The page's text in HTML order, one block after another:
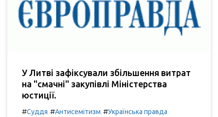
У Литві зафіксували збільшення витрат
на "смачні" закупівлі Міністерства
юстиції.
#Суддя #Антисемітизм #Українська правда